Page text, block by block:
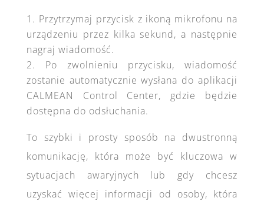
Przytrzymaj przycisk z ikoną mikrofonu na
urządzeniu przez kilka sekund, a następnie
nagraj wiadomość.
Po zwolnieniu przycisku, wiadomość
zostanie automatycznie wysłana do aplikacji
CALMEAN Control Center, gdzie będzie
dostępna do odsłuchania.
To szybki i prosty sposób na dwustronną
komunikację, która może być kluczowa w
sytuacjach awaryjnych lub gdy chcesz
uzyskać więcej informacji od osoby, która